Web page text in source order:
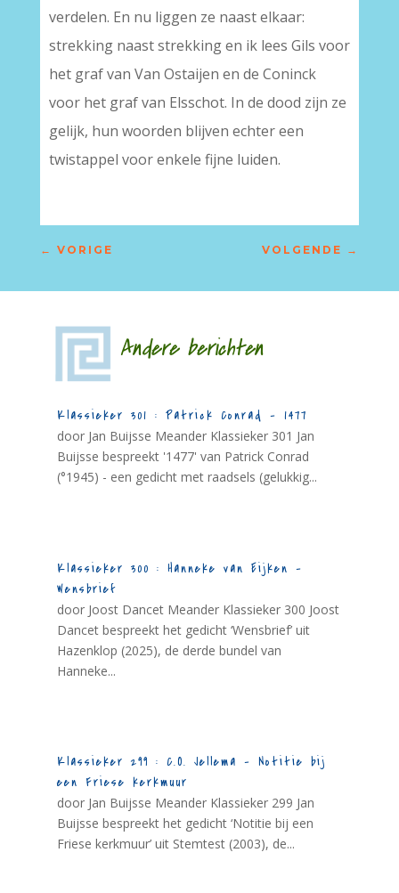
verdelen. En nu liggen ze naast elkaar:
strekking naast strekking en ik lees Gils voor
het graf van Van Ostaijen en de Coninck
voor het graf van Elsschot. In de dood zijn ze
gelijk, hun woorden blijven echter een
twistappel voor enkele fijne luiden.
← VORIGE VOLGENDE →
Andere berichten
Klassieker 301 : Patrick Conrad – 1477
door Jan Buijsse Meander Klassieker 301 Jan
Buijsse bespreekt '1477' van Patrick Conrad
(°1945) - een gedicht met raadsels (gelukkig...
Klassieker 300 : Hanneke van Eijken –
Wensbrief
door Joost Dancet Meander Klassieker 300 Joost
Dancet bespreekt het gedicht ‘Wensbrief’ uit
Hazenklop (2025), de derde bundel van
Hanneke...
Klassieker 299 : C.O. Jellema – Notitie bij
een Friese kerkmuur
door Jan Buijsse Meander Klassieker 299 Jan
Buijsse bespreekt het gedicht ‘Notitie bij een
Friese kerkmuur’ uit Stemtest (2003), de...